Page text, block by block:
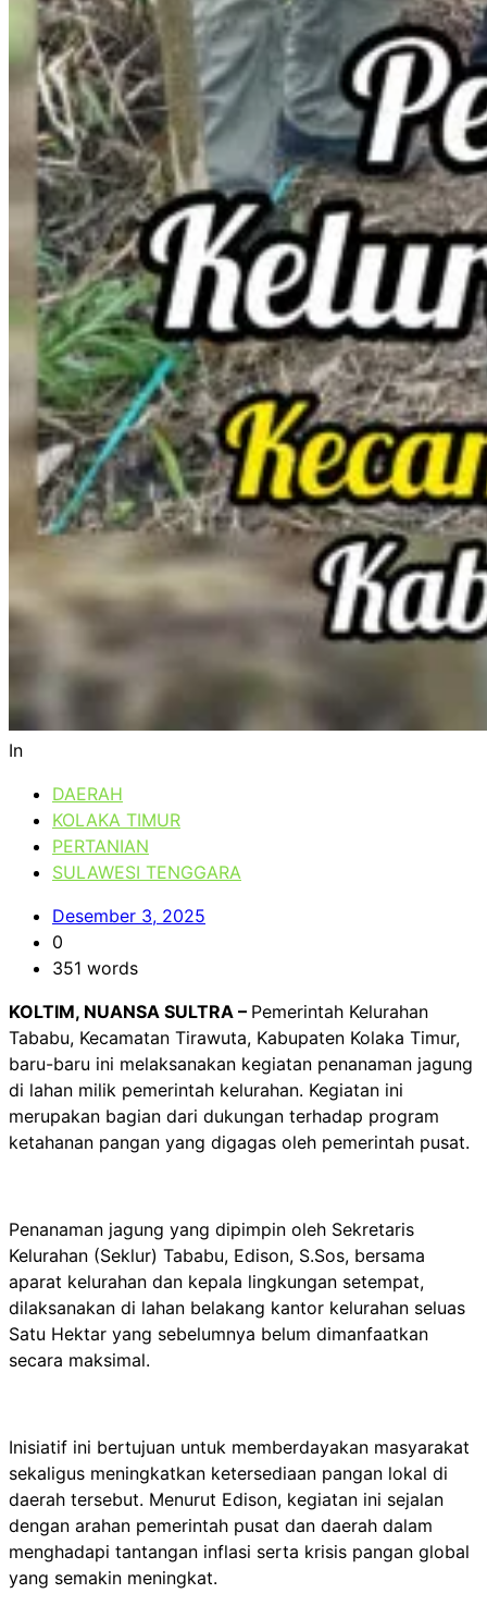
In
DAERAH
KOLAKA TIMUR
PERTANIAN
SULAWESI TENGGARA
Desember 3, 2025
0
351 words
KOLTIM, NUANSA SULTRA – Pemerintah Kelurahan
Tababu, Kecamatan Tirawuta, Kabupaten Kolaka Timur,
baru-baru ini melaksanakan kegiatan penanaman jagung
di lahan milik pemerintah kelurahan. Kegiatan ini
merupakan bagian dari dukungan terhadap program
ketahanan pangan yang digagas oleh pemerintah pusat.
Penanaman jagung yang dipimpin oleh Sekretaris
Kelurahan (Seklur) Tababu, Edison, S.Sos, bersama
aparat kelurahan dan kepala lingkungan setempat,
dilaksanakan di lahan belakang kantor kelurahan seluas
Satu Hektar yang sebelumnya belum dimanfaatkan
secara maksimal.
Inisiatif ini bertujuan untuk memberdayakan masyarakat
sekaligus meningkatkan ketersediaan pangan lokal di
daerah tersebut. Menurut Edison, kegiatan ini sejalan
dengan arahan pemerintah pusat dan daerah dalam
menghadapi tantangan inflasi serta krisis pangan global
yang semakin meningkat.